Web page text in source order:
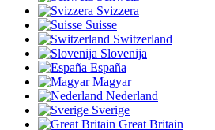
Svizzera
Suisse
Switzerland
Slovenija
España
Magyar
Nederland
Sverige
Great Britain